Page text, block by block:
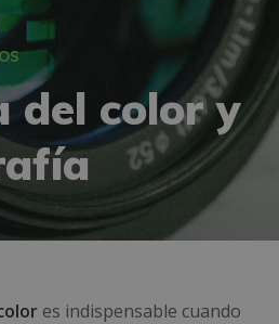
del color y
es indispensable cuando